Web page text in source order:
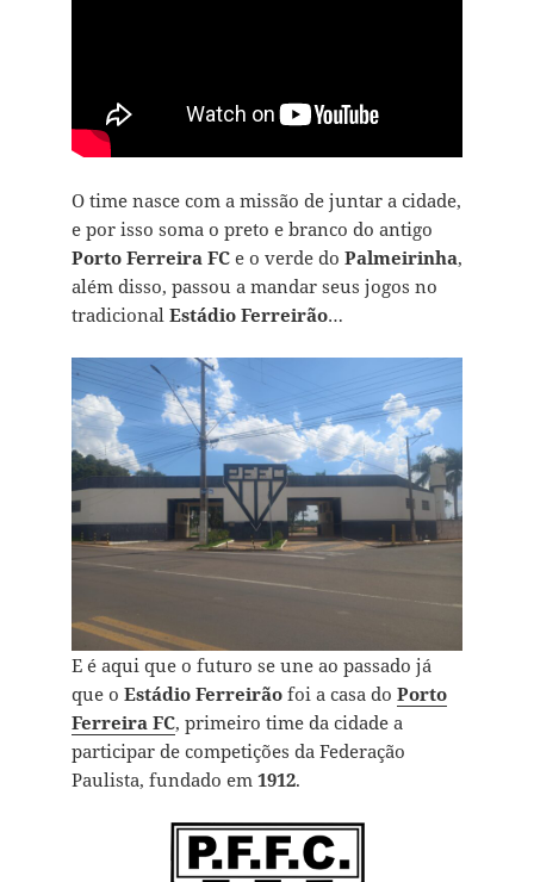
O time nasce com a missão de juntar a cidade,
e por isso soma o preto e branco do antigo
Porto Ferreira FC e o verde do Palmeirinha,
além disso, passou a mandar seus jogos no
tradicional Estádio Ferreirão…
E é aqui que o futuro se une ao passado já
que o Estádio Ferreirãofoi a casa do Porto
Ferreira FC, primeiro time da cidade a
participar de competições da Federação
Paulista, fundado em 1912.